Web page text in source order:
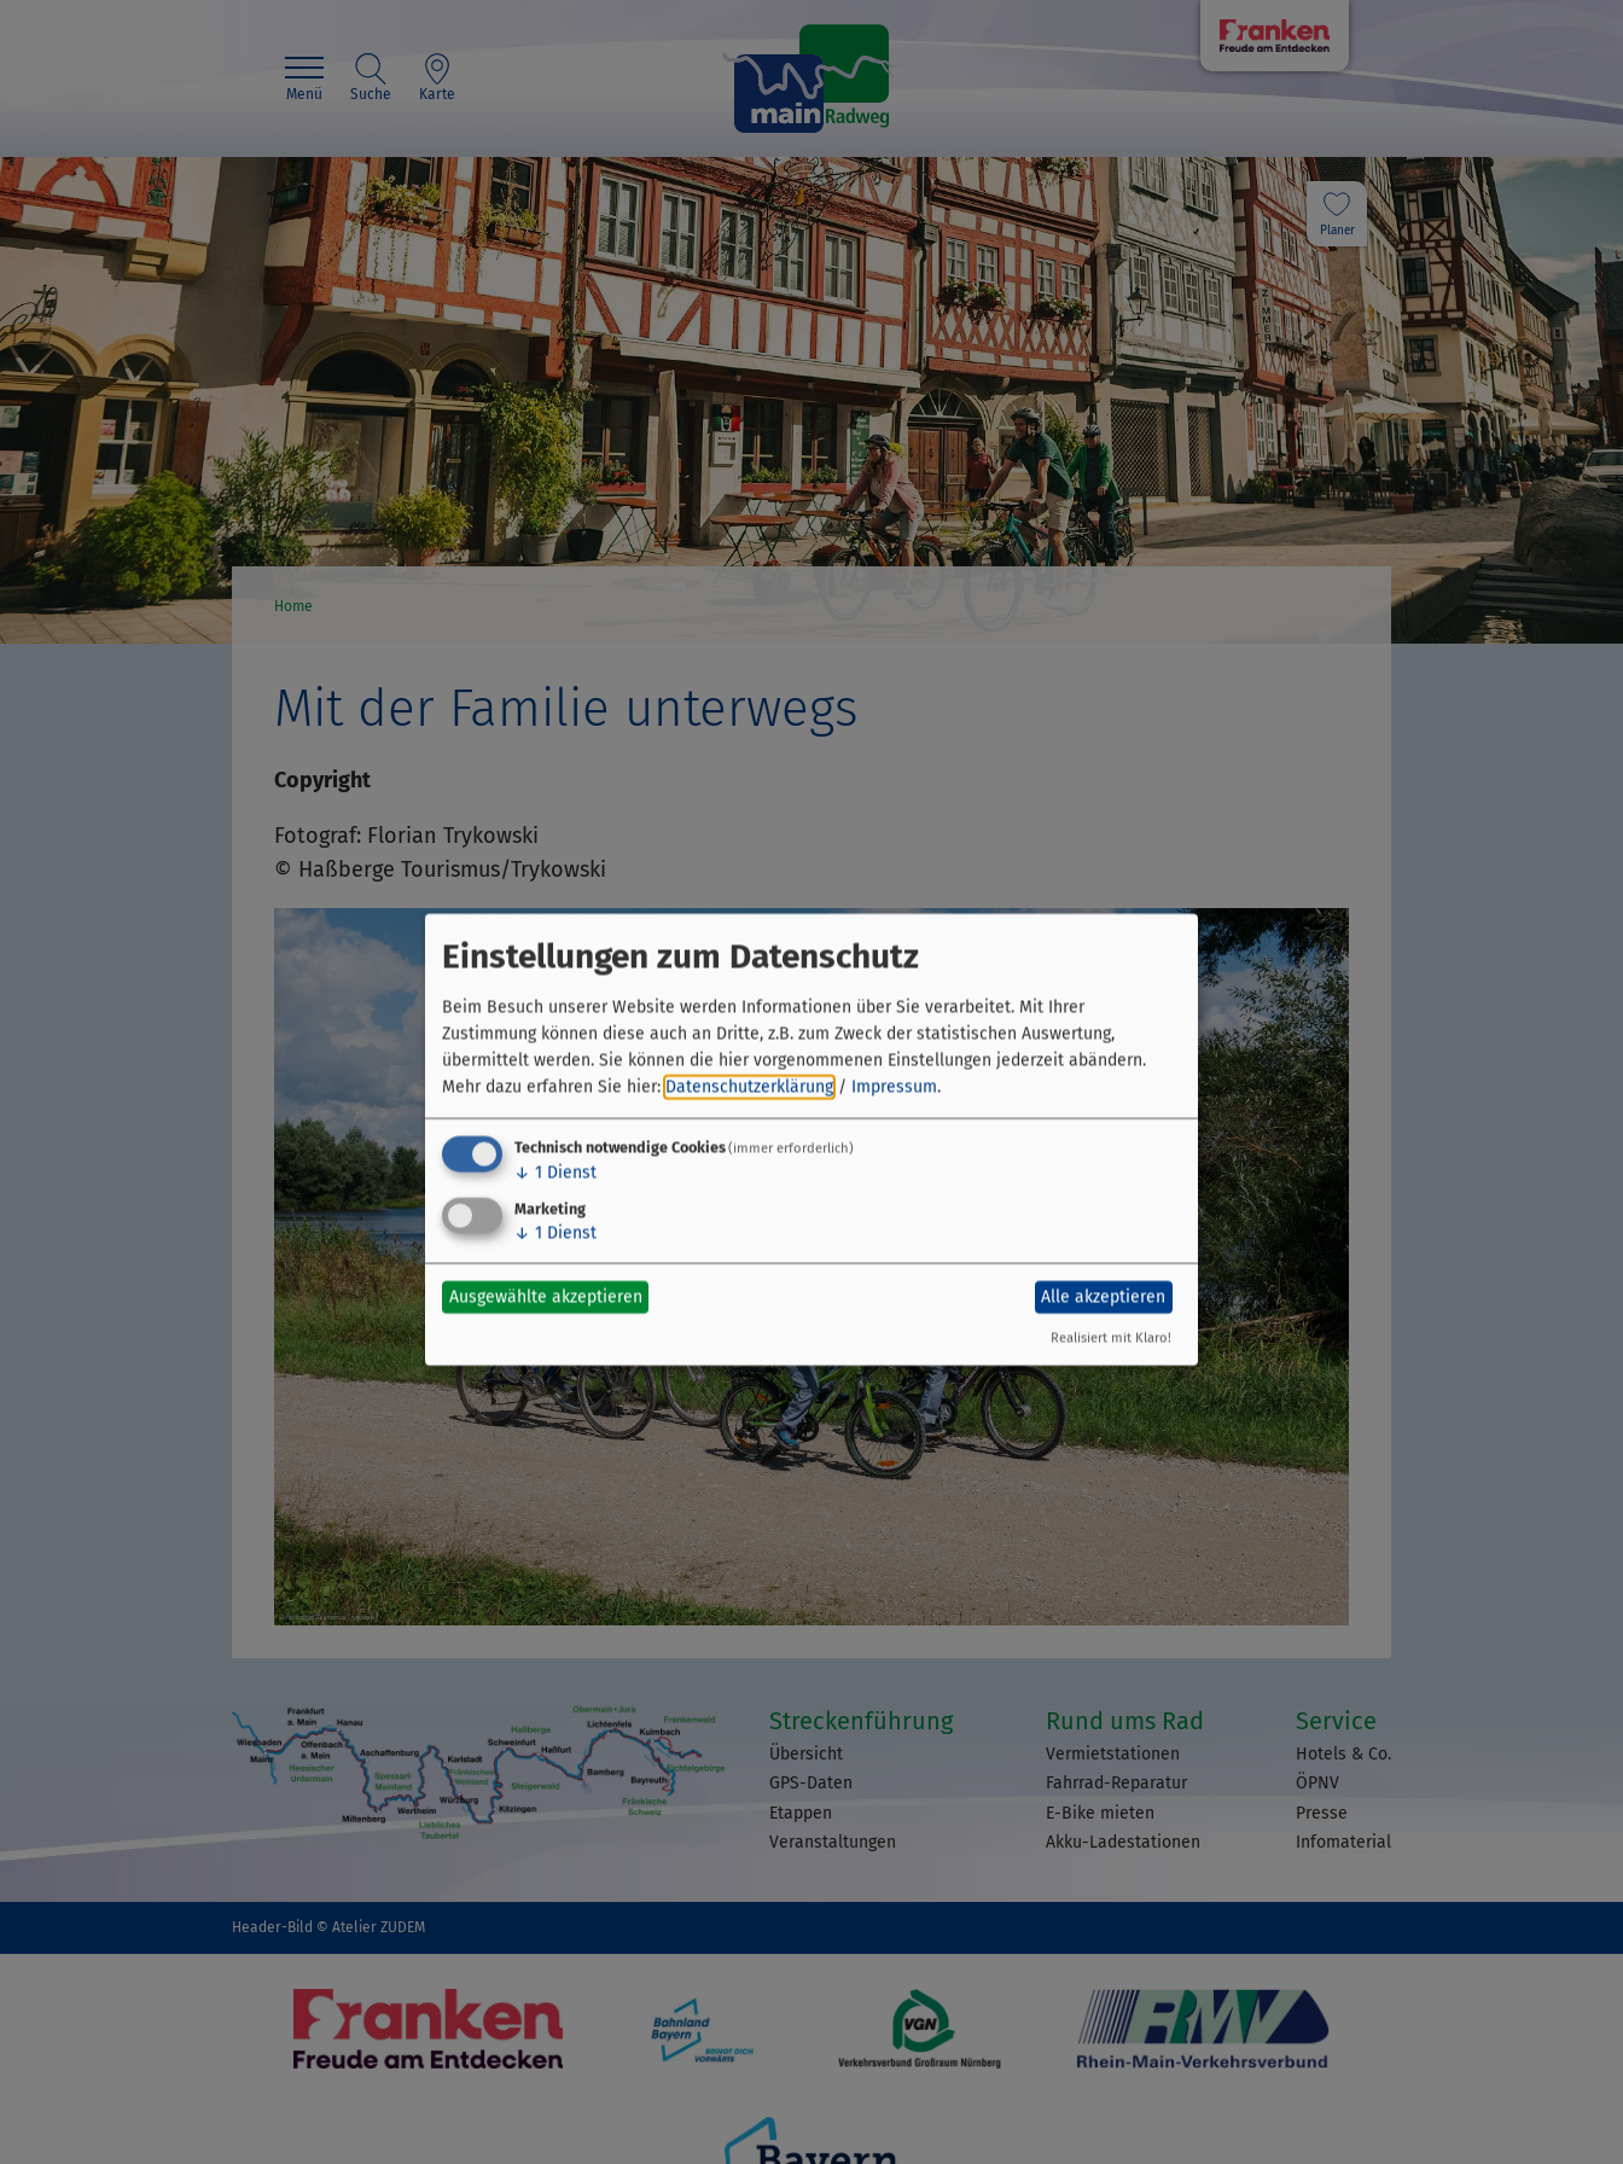
Menü Suche Karte
Planer
Home
Mit der Familie unterwegs
Copyright
Fotograf: Florian Trykowski
© Haßberge Tourismus/Trykowski
Streckenführung
Übersicht
GPS-Daten
Etappen
Veranstaltungen
Rund ums Rad
Vermietstationen
Fahrrad-Reparatur
E-Bike mieten
Akku-Ladestationen
Service
Hotels & Co.
ÖPNV
Presse
Infomaterial
Header-Bild © Atelier ZUDEM
Einstellungen zum Datenschutz
Beim Besuch unserer Website werden Informationen über Sie verarbeitet. Mit Ihrer
Zustimmung können diese auch an Dritte, z.B. zum Zweck der statistischen Auswertung,
übermittelt werden. Sie können die hier vorgenommenen Einstellungen jederzeit abändern.
Mehr dazu erfahren Sie hier: Datenschutzerklärung / Impressum.
Technisch notwendige Cookies(immer erforderlich)
↓ 1 Dienst
Marketing
↓ 1 Dienst
Ausgewählte akzeptieren Alle akzeptieren
Realisiert mit Klaro!